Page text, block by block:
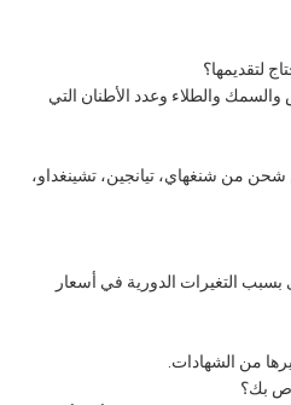
لتقديمها؟
والطلاء وعدد الأطنان التي
من شنغهاي، تيانجين، تشينغداو،
التغيرات الدورية في أسعار
بك؟